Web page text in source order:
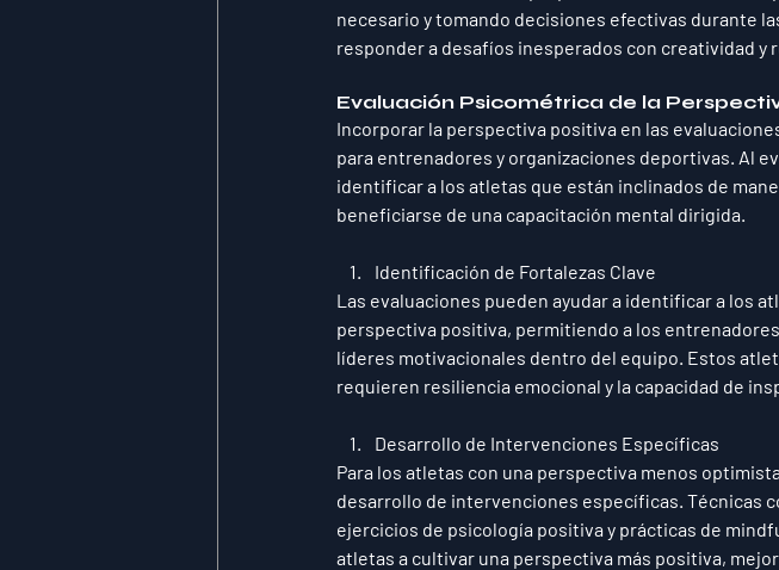
necesario y tomando decisiones efectivas durante
responder a desafíos inesperados con creatividad y
Evaluación Psicométrica de la
Incorporar la perspectiva positiva en las
para entrenadores y organizaciones deportivas. Al
identificar a los atletas que están inclinados de
beneficiarse de una capacitación mental dirigida.
Identificación de Fortalezas Clave
Las evaluaciones pueden ayudar a identificar a los
perspectiva positiva, permitiendo a los
líderes motivacionales dentro del equipo. Estos
requieren resiliencia emocional y la capacidad de
Desarrollo de Intervenciones Específicas
Para los atletas con una perspectiva menos
desarrollo de intervenciones específicas. Técnicas
ejercicios de psicología positiva y prácticas de
atletas a cultivar una perspectiva más positiva,